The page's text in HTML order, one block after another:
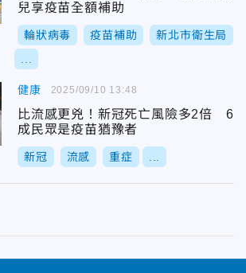
兒享疫苗全額補助
輪狀病毒 疫苗補助 新北市衛生局
健康
比流感更兇！新冠死亡風險多2倍 6
成民眾是疫苗猶豫者
新冠 流感 重症
2025/09/10 13:48